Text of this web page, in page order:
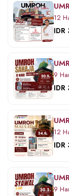
12
9
12
9